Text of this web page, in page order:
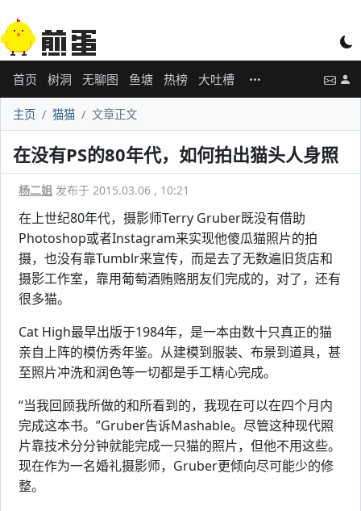
首页 树洞 无聊图 鱼塘 热榜 大吐槽
主页 猫猫 文章正文
在没有PS的80年代，如何拍出猫头人身照
杨二姐 发布于 2015.03.06 , 10:21
在上世纪80年代，摄影师Terry Gruber既没有借助
Photoshop或者Instagram来实现他傻瓜猫照片的拍
摄，也没有靠Tumblr来宣传，而是去了无数遍旧货店和
摄影工作室，靠用葡萄酒贿赂朋友们完成的，对了，还有
很多猫。
Cat High最早出版于1984年，是一本由数十只真正的猫
亲自上阵的模仿秀年鉴。从建模到服装、布景到道具，甚
至照片冲洗和润色等一切都是手工精心完成。
“当我回顾我所做的和所看到的，我现在可以在四个月内
完成这本书。”Gruber告诉Mashable。尽管这种现代照
片靠技术分分钟就能完成一只猫的照片，但他不用这些。
现在作为一名婚礼摄影师，Gruber更倾向尽可能少的修
整。